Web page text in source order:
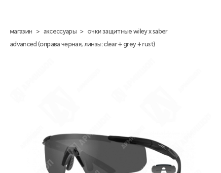
магазин > аксессуары > очки защитные wiley x saber
advanced (оправа черная, линзы: clear + grey + rust)